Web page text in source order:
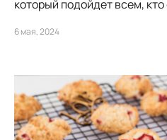
который подойдет всем,
6 мая, 2024